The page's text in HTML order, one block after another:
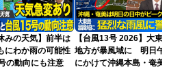
みの天気】前半は
にわか雨の可能性
の動向にも注意
【台風13号 2026】大東
地方が暴風域に 明日午
にかけて沖縄本島・奄美